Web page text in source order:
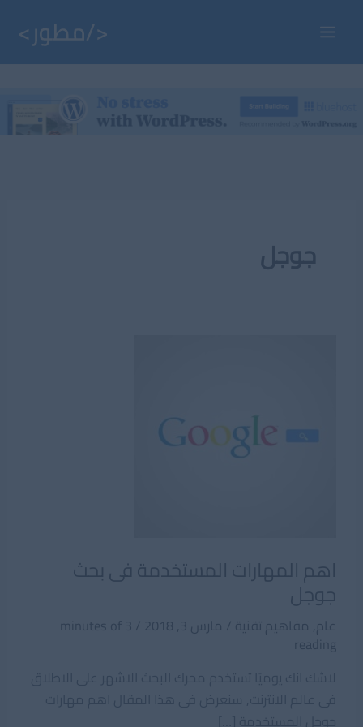
Main
جوجل
اهم المهارات المستخدمة فى بحث
جوجل
عام, مفاهيم تقنية / مارس 3, 2018 /
3 minutes of
reading